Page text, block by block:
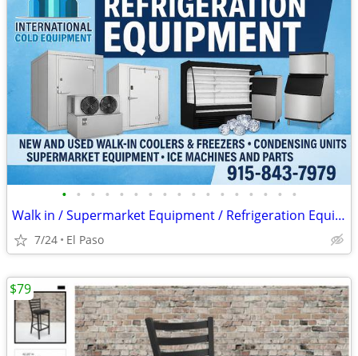
• • • • • • • • • • • • • • • • •
Walk in / Supermarket Equipment / Refrigeration Equipment / Ice Machin
7/24 El Paso
$79